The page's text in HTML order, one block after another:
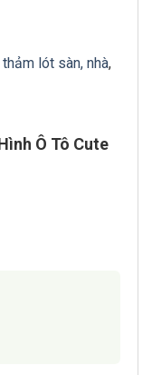
thảm lót sàn, nhà,
Ô Tô Cute